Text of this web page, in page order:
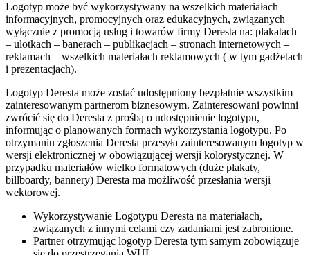
Logotyp może być wykorzystywany na wszelkich materiałach
informacyjnych, promocyjnych oraz edukacyjnych, związanych
wyłącznie z promocją usług i towarów firmy Deresta na: plakatach
– ulotkach – banerach – publikacjach – stronach internetowych –
reklamach – wszelkich materiałach reklamowych ( w tym gadżetach
i prezentacjach).
Logotyp Deresta może zostać udostępniony bezpłatnie wszystkim
zainteresowanym partnerom biznesowym. Zainteresowani powinni
zwrócić się do Deresta z prośbą o udostępnienie logotypu,
informując o planowanych formach wykorzystania logotypu. Po
otrzymaniu zgłoszenia Deresta przesyła zainteresowanym logotyp w
wersji elektronicznej w obowiązującej wersji kolorystycznej. W
przypadku materiałów wielko formatowych (duże plakaty,
billboardy, bannery) Deresta ma możliwość przesłania wersji
wektorowej.
Wykorzystywanie Logotypu Deresta na materiałach,
związanych z innymi celami czy zadaniami jest zabronione.
Partner otrzymując logotyp Deresta tym samym zobowiązuje